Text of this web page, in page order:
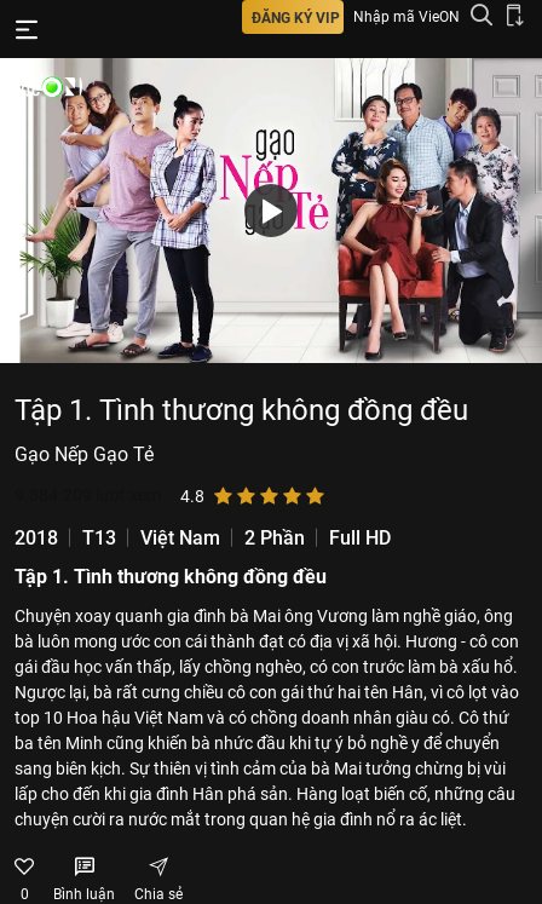
ĐĂNG KÝ VIP Nhập mã VieON
Tập 1. Tình thương không đồng đều
Gạo Nếp Gạo Tẻ
4.8
2018 T13 Việt Nam 2 Phần
Full HD
Tập 1. Tình thương không đồng đều
Chuyện xoay quanh gia đình bà Mai ông Vương làm nghề giáo, ông
bà luôn mong ước con cái thành đạt có địa vị xã hội. Hương - cô con
gái đầu học vấn thấp, lấy chồng nghèo, có con trước làm bà xấu hổ.
Ngược lại, bà rất cưng chiều cô con gái thứ hai tên Hân, vì cô lọt vào
top 10 Hoa hậu Việt Nam và có chồng doanh nhân giàu có. Cô thứ
ba tên Minh cũng khiến bà nhức đầu khi tự ý bỏ nghề y để chuyển
sang biên kịch. Sự thiên vị tình cảm của bà Mai tưởng chừng bị vùi
lấp cho đến khi gia đình Hân phá sản. Hàng loạt biến cố, những câu
chuyện cười ra nước mắt trong quan hệ gia đình nổ ra ác liệt.
0 Bình luận Chia sẻ